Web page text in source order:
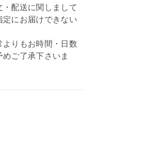
配送に関しまして
にお届けできない
よりもお時間・日数
ご了承下さいま